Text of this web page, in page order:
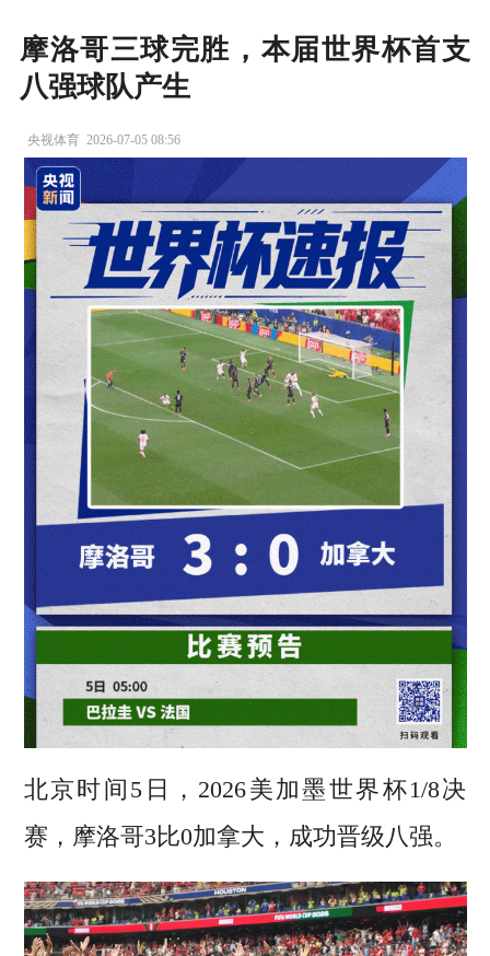
摩洛哥三球完胜，本届世界杯首支
八强球队产生
央视体育 2026-07-05 08:56
北京时间5日，2026美加墨世界杯1/8决
赛，摩洛哥3比0加拿大，成功晋级八强。